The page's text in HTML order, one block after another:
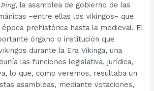
Þing, la asamblea de gobierno de las
–entre ellas los vikingos– que
prehistórica hasta la medieval. El
órgano o institución que
durante la Era Vikinga, una
las funciones legislativa, jurídica,
lo que, como veremos, resultaba un
asambleas, mediante votaciones,